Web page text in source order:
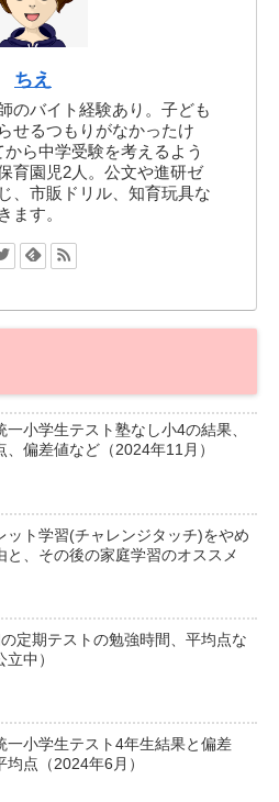
ちえ
のバイト経験あり。子ども
せるつもりがなかったけ
ら中学受験を考えるよう
育園児2人。公文や進研ゼ
、市販ドリル、知育玩具な
ます。
一小学生テスト塾なし小4の結果、
、偏差値など（2024年11月）
ット学習(チャレンジタッチ)をやめ
と、その後の家庭学習のオススメ
定期テストの勉強時間、平均点な
立中）
一小学生テスト4年生結果と偏差
均点（2024年6月）